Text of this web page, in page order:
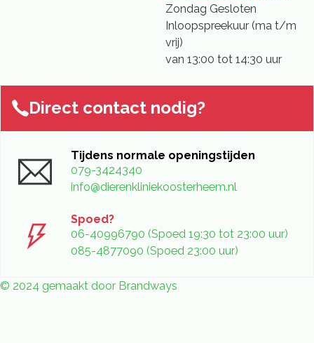
Zondag Gesloten
Inloopspreekuur (ma t/m
vrij)
van 13:00 tot 14:30 uur
Direct contact nodig?
Tijdens normale openingstijden
079-3424340
info@dierenkliniekoosterheem.nl
Spoed?
06-40996790 (Spoed 19:30 tot 23:00 uur)
085-4877090 (Spoed 23:00 uur)
© 2024 gemaakt door Brandways